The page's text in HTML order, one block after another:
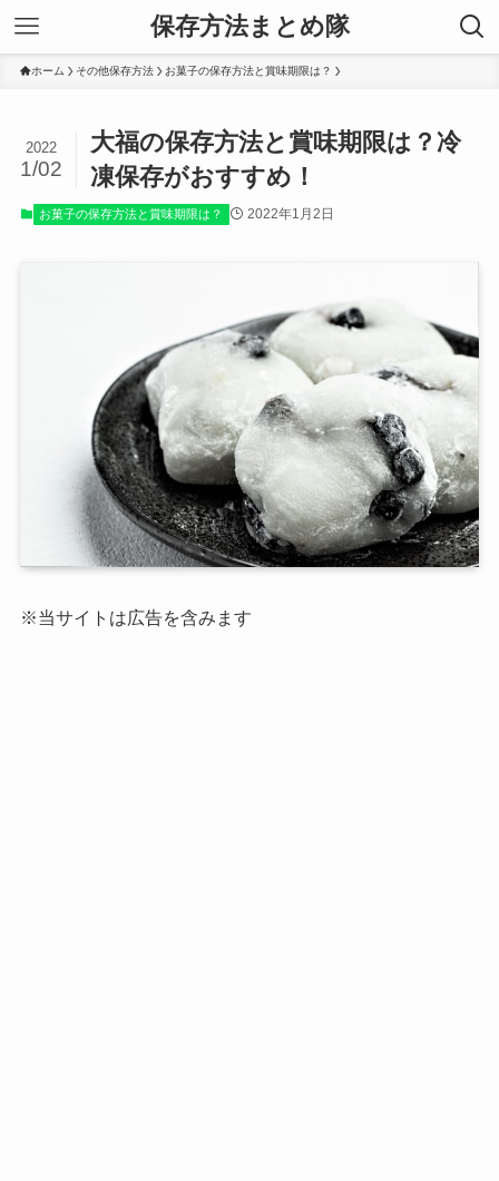
保存方法まとめ隊
ホーム その他保存方法 お菓子の保存方法と賞味期限は？
大福の保存方法と賞味期限は？冷
凍保存がおすすめ！
2022
1/02
お菓子の保存方法と賞味期限は？ 2022年1月2日
※当サイトは広告を含みます